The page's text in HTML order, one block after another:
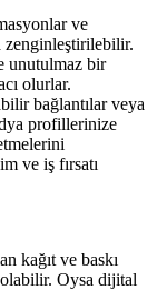
ve
zenginleştirilebilir.
unutulmaz bir
olurlar.
bağlantılar veya
profillerinize
ve iş fırsatı
kağıt ve baskı
Oysa dijital